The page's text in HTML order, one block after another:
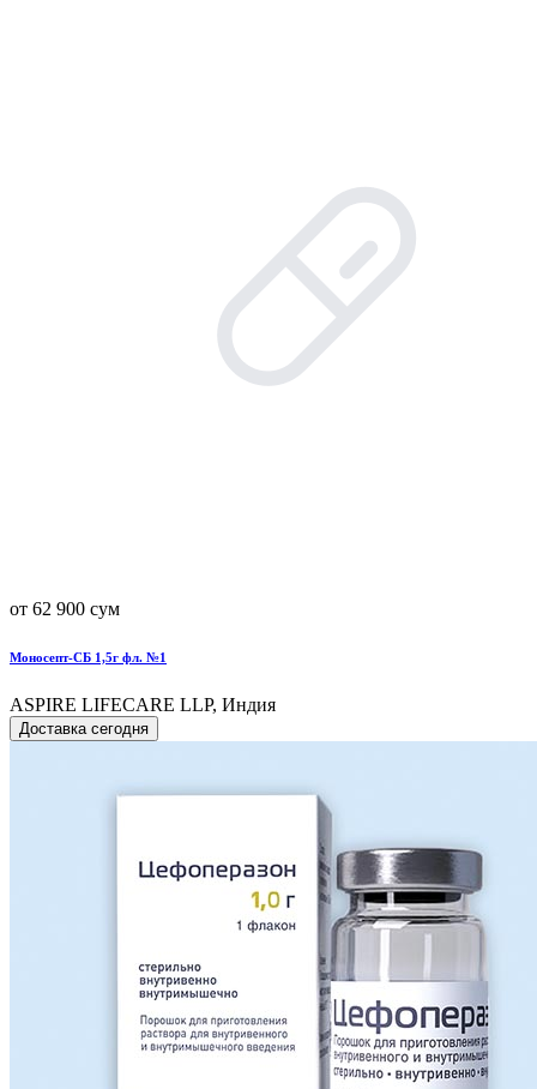
от 62 900 сум
Моносепт-СБ 1,5г фл. №1
ASPIRE LIFECARE LLP, Индия
Доставка сегодня